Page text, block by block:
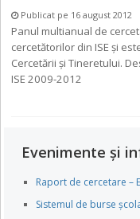
Publicat pe 16 august 2012
Panul multianual de
cercetătorilor din ISE şi
Cercetării şi Tineretului.
ISE 2009-2012
Evenimente și
Raport de cercetare –
Sistemul de burse